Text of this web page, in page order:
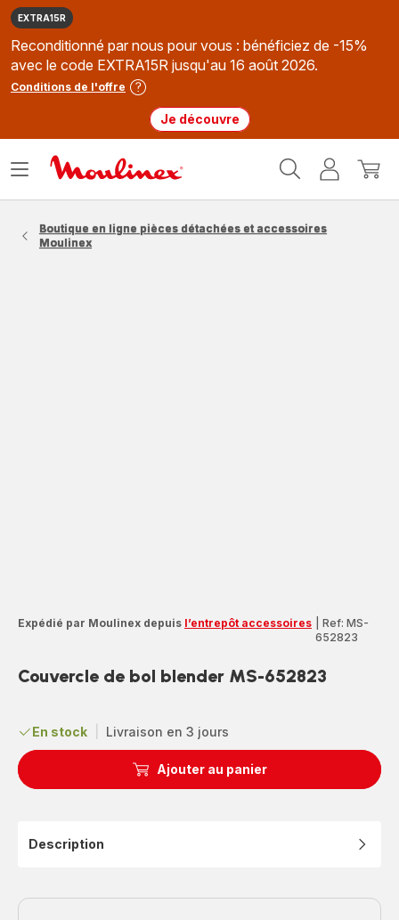
EXTRA15R
Reconditionné par nous pour vous : bénéficiez de -15%
avec le code EXTRA15R jusqu'au 16 août 2026.
Conditions de l'offre
Je découvre
MonMon
Ouvrir
Boutique en ligne pièces détachées et accessoires
Moulinex
Expédié par Moulinex depuis l’entrepôt accessoires
Ref: MS-
652823
Couvercle de bol blender MS-652823
En stock Livraison en 3 jours
Ajouter au panier
Description